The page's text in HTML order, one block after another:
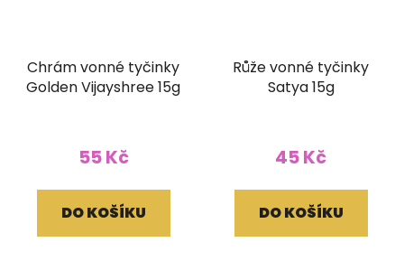
Chrám vonné tyčinky
Golden Vijayshree 15g
55 Kč
DO KOŠÍKU
Růže vonné tyčinky
Satya 15g
45 Kč
DO KOŠÍKU